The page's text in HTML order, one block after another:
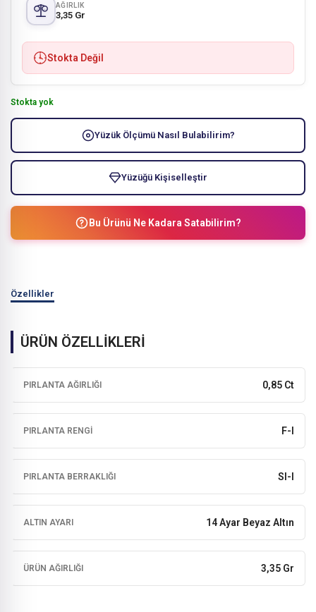
AĞIRLIK
3,35 Gr
Stokta Değil
Stokta yok
Yüzük Ölçümü Nasıl Bulabilirim?
Yüzüğü Kişiselleştir
Bu Ürünü Ne Kadara Satabilirim?
Özellikler
ÜRÜN ÖZELLİKLERİ
PIRLANTA AĞIRLIĞI 0,85 Ct
PIRLANTA RENGI F-I
PIRLANTA BERRAKLIĞI SI-I
ALTIN AYARI 14 Ayar Beyaz Altın
ÜRÜN AĞIRLIĞI 3,35 Gr